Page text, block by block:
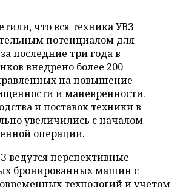
что вся техника УВЗ
потенциалом для
последние три года в
внедрено более 200
на повышение
и маневренности.
и поставок техники в
увеличились с началом
операции.
ведутся перспективные
бронированных машин с
технологий и учетом